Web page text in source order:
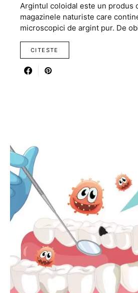
Argintul coloidal este un produs
magazinele naturiste care
microscopici de argint pur. De
CITESTE